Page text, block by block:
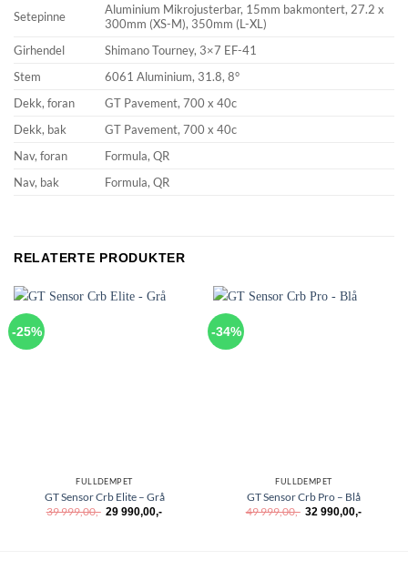
Setepinne
Aluminium Mikrojusterbar, 15mm bakmontert, 27.2 x
300mm (XS-M), 350mm (L-XL)
Girhendel
Shimano Tourney, 3×7 EF-41
Stem
6061 Aluminium, 31.8, 8°
Dekk, foran
GT Pavement, 700 x 40c
Dekk, bak
GT Pavement, 700 x 40c
Nav, foran
Formula, QR
Nav, bak
Formula, QR
RELATERTE PRODUKTER
-25%
FULLDEMPET
GT Sensor Crb Elite – Grå
39 999,00,- Opprinnelig
29 990,00,-Nåværende
-34%
FULLDEMPET
GT Sensor Crb Pro – Blå
49 999,00,- Opprinnelig
32 990,00,-